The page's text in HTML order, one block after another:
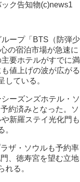
ク告知物(c)news1
ープ「BTS（防弾少
の宿泊市場が急速に
要ホテルがすでに満
値上げの波が広がる
している。
ーズンズホテル・ソ
約済みとなった。ソ
新羅ステイ光化門も
。
ザ・ソウルも予約率
、徳寿宮を望む立地
れる。